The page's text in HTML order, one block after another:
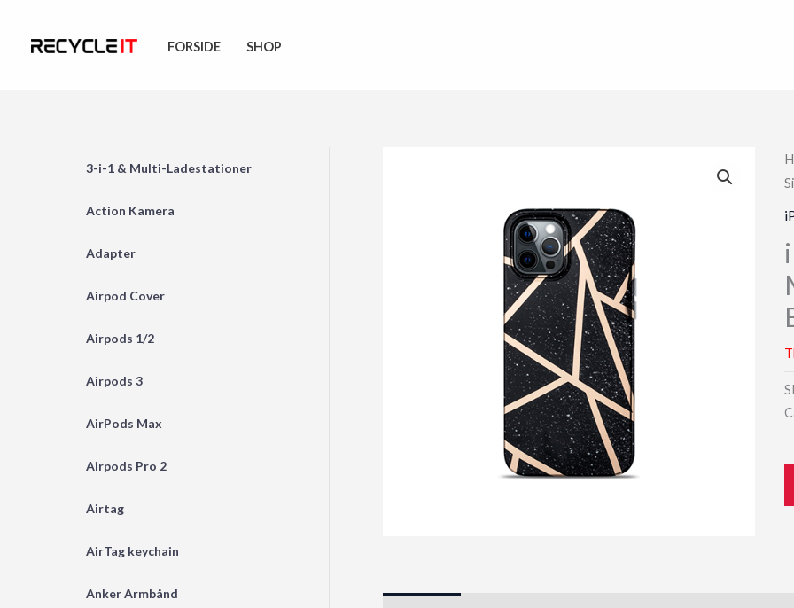
FORSIDE SHOP
3-i-1 & Multi-Ladestationer
Action Kamera
Adapter
Airpod Cover
Airpods 1/2
Airpods 3
AirPods Max
Airpods Pro 2
Airtag
AirTag keychain
Anker Armbånd